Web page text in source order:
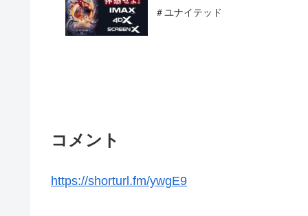
＃ユナイテッド
コメント
https://shorturl.fm/ywgE9